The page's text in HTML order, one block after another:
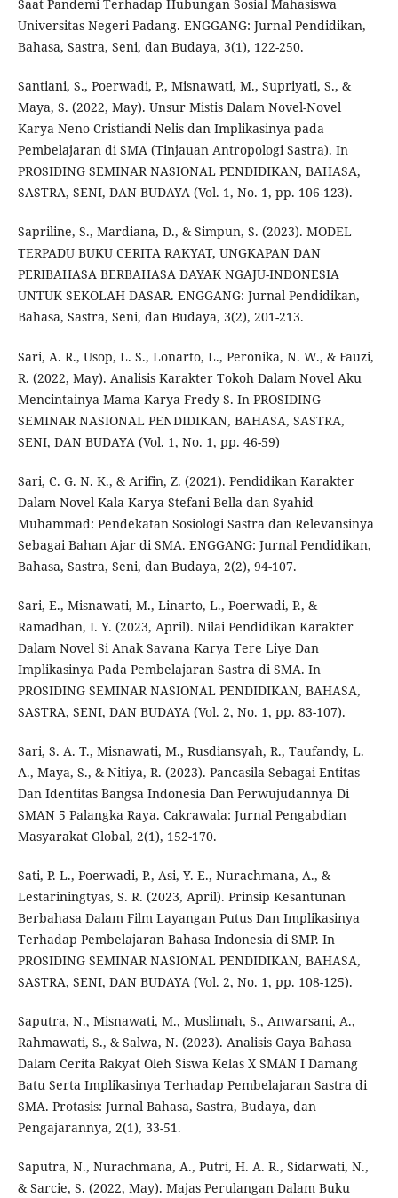
Saat Pandemi Terhadap Hubungan Sosial Mahasiswa
Universitas Negeri Padang. ENGGANG: Jurnal Pendidikan,
Bahasa, Sastra, Seni, dan Budaya, 3(1), 122-250.
Santiani, S., Poerwadi, P., Misnawati, M., Supriyati, S., &
Maya, S. (2022, May). Unsur Mistis Dalam Novel-Novel
Karya Neno Cristiandi Nelis dan Implikasinya pada
Pembelajaran di SMA (Tinjauan Antropologi Sastra). In
PROSIDING SEMINAR NASIONAL PENDIDIKAN, BAHASA,
SASTRA, SENI, DAN BUDAYA (Vol. 1, No. 1, pp. 106-123).
Sapriline, S., Mardiana, D., & Simpun, S. (2023). MODEL
TERPADU BUKU CERITA RAKYAT, UNGKAPAN DAN
PERIBAHASA BERBAHASA DAYAK NGAJU-INDONESIA
UNTUK SEKOLAH DASAR. ENGGANG: Jurnal Pendidikan,
Bahasa, Sastra, Seni, dan Budaya, 3(2), 201-213.
Sari, A. R., Usop, L. S., Lonarto, L., Peronika, N. W., & Fauzi,
R. (2022, May). Analisis Karakter Tokoh Dalam Novel Aku
Mencintainya Mama Karya Fredy S. In PROSIDING
SEMINAR NASIONAL PENDIDIKAN, BAHASA, SASTRA,
SENI, DAN BUDAYA (Vol. 1, No. 1, pp. 46-59)
Sari, C. G. N. K., & Arifin, Z. (2021). Pendidikan Karakter
Dalam Novel Kala Karya Stefani Bella dan Syahid
Muhammad: Pendekatan Sosiologi Sastra dan Relevansinya
Sebagai Bahan Ajar di SMA. ENGGANG: Jurnal Pendidikan,
Bahasa, Sastra, Seni, dan Budaya, 2(2), 94-107.
Sari, E., Misnawati, M., Linarto, L., Poerwadi, P., &
Ramadhan, I. Y. (2023, April). Nilai Pendidikan Karakter
Dalam Novel Si Anak Savana Karya Tere Liye Dan
Implikasinya Pada Pembelajaran Sastra di SMA. In
PROSIDING SEMINAR NASIONAL PENDIDIKAN, BAHASA,
SASTRA, SENI, DAN BUDAYA (Vol. 2, No. 1, pp. 83-107).
Sari, S. A. T., Misnawati, M., Rusdiansyah, R., Taufandy, L.
A., Maya, S., & Nitiya, R. (2023). Pancasila Sebagai Entitas
Dan Identitas Bangsa Indonesia Dan Perwujudannya Di
SMAN 5 Palangka Raya. Cakrawala: Jurnal Pengabdian
Masyarakat Global, 2(1), 152-170.
Sati, P. L., Poerwadi, P., Asi, Y. E., Nurachmana, A., &
Lestariningtyas, S. R. (2023, April). Prinsip Kesantunan
Berbahasa Dalam Film Layangan Putus Dan Implikasinya
Terhadap Pembelajaran Bahasa Indonesia di SMP. In
PROSIDING SEMINAR NASIONAL PENDIDIKAN, BAHASA,
SASTRA, SENI, DAN BUDAYA (Vol. 2, No. 1, pp. 108-125).
Saputra, N., Misnawati, M., Muslimah, S., Anwarsani, A.,
Rahmawati, S., & Salwa, N. (2023). Analisis Gaya Bahasa
Dalam Cerita Rakyat Oleh Siswa Kelas X SMAN I Damang
Batu Serta Implikasinya Terhadap Pembelajaran Sastra di
SMA. Protasis: Jurnal Bahasa, Sastra, Budaya, dan
Pengajarannya, 2(1), 33-51.
Saputra, N., Nurachmana, A., Putri, H. A. R., Sidarwati, N.,
& Sarcie, S. (2022, May). Majas Perulangan Dalam Buku